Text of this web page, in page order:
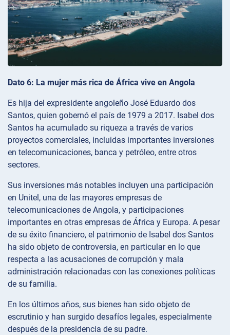
Dato 6: La mujer más rica de África vive en Angola
Es hija del expresidente angoleño José Eduardo dos
Santos, quien gobernó el país de 1979 a 2017. Isabel dos
Santos ha acumulado su riqueza a través de varios
proyectos comerciales, incluidas importantes inversiones
en telecomunicaciones, banca y petróleo, entre otros
sectores.
Sus inversiones más notables incluyen una participación
en Unitel, una de las mayores empresas de
telecomunicaciones de Angola, y participaciones
importantes en otras empresas de África y Europa. A pesar
de su éxito financiero, el patrimonio de Isabel dos Santos
ha sido objeto de controversia, en particular en lo que
respecta a las acusaciones de corrupción y mala
administración relacionadas con las conexiones políticas
de su familia.
En los últimos años, sus bienes han sido objeto de
escrutinio y han surgido desafíos legales, especialmente
después de la presidencia de su padre.